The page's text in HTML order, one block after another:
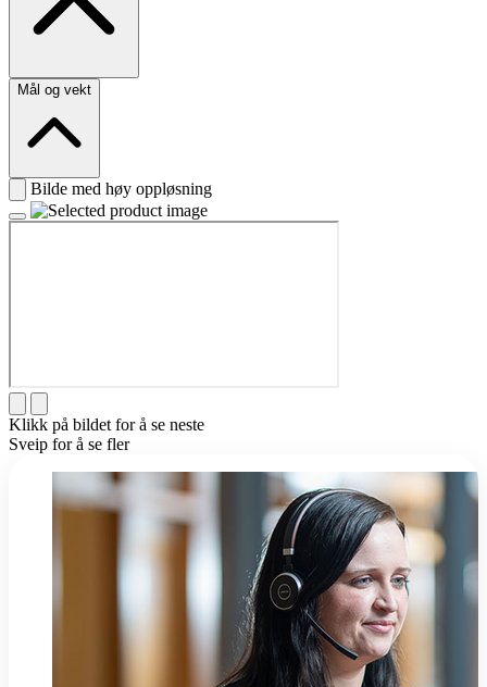
Mål og vekt
Bilde med høy oppløsning
Klikk på bildet for å se neste
Sveip for å se fler